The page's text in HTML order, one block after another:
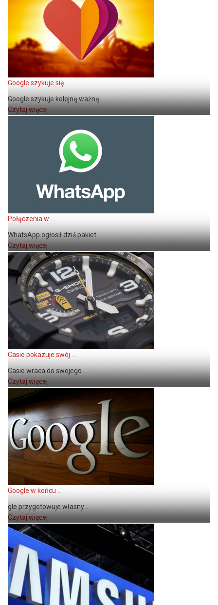
Google szykuje się ...
Google szykuje kolejną ważną ...
Czytaj więcej
Połączenia w ...
WhatsApp ogłosił dziś pakiet ...
Czytaj więcej
Casio pokazuje swój ...
Casio wraca do swojego ...
Czytaj więcej
Google w końcu ...
gle przygotowuje własny ...
Czytaj więcej